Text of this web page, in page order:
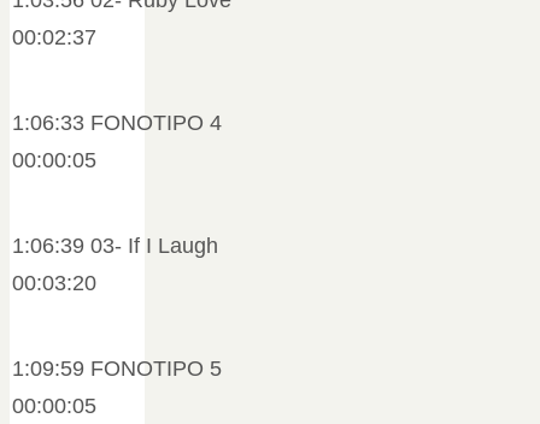
00:02:37
1:06:33 FONOTIPO 4
00:00:05
1:06:39 03- If I Laugh
00:03:20
1:09:59 FONOTIPO 5
00:00:05